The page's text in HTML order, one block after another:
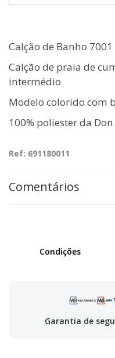
Calção de Banho
Calção de praia de
intermédio
Modelo colorido com
100% poliester da
Ref: 691180011
Comentários
Condições
Garantia de